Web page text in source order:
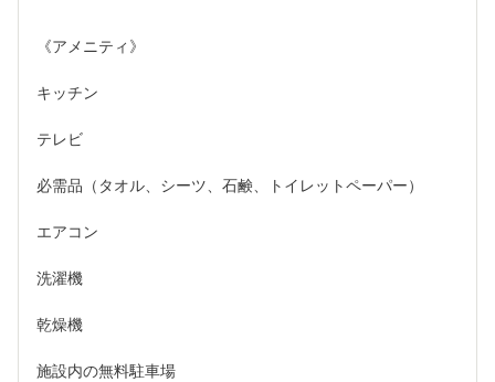
《アメニティ》
キッチン
テレビ
必需品（タオル、シーツ、石鹸、トイレットペーパー）
エアコン
洗濯機
乾燥機
施設内の無料駐車場